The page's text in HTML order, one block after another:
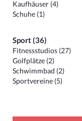
Kaufhäuser (4)
Schuhe (1)
Sport (36)
Fitnessstudios (27)
Golfplätze (2)
Schwimmbad (2)
Sportvereine (5)